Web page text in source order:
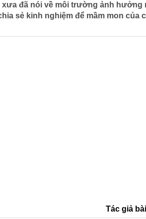
đã nói về môi trường ảnh hưởng
sẻ kinh nghiệm để mầm mon của
Tác giả